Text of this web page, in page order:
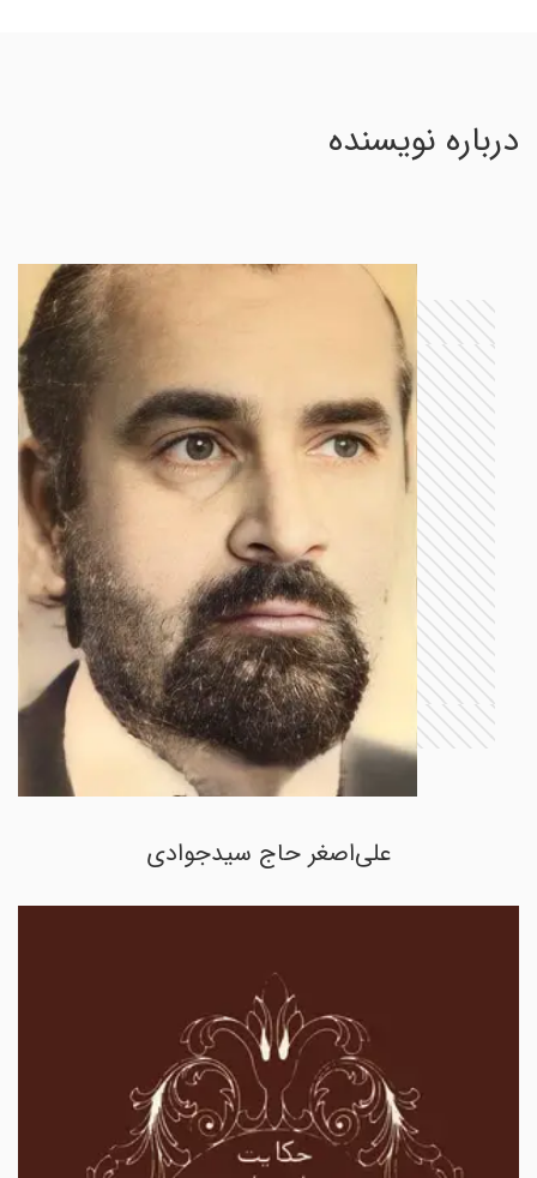
درباره نویسنده
علی‌اصغر حاج سیدجوادی